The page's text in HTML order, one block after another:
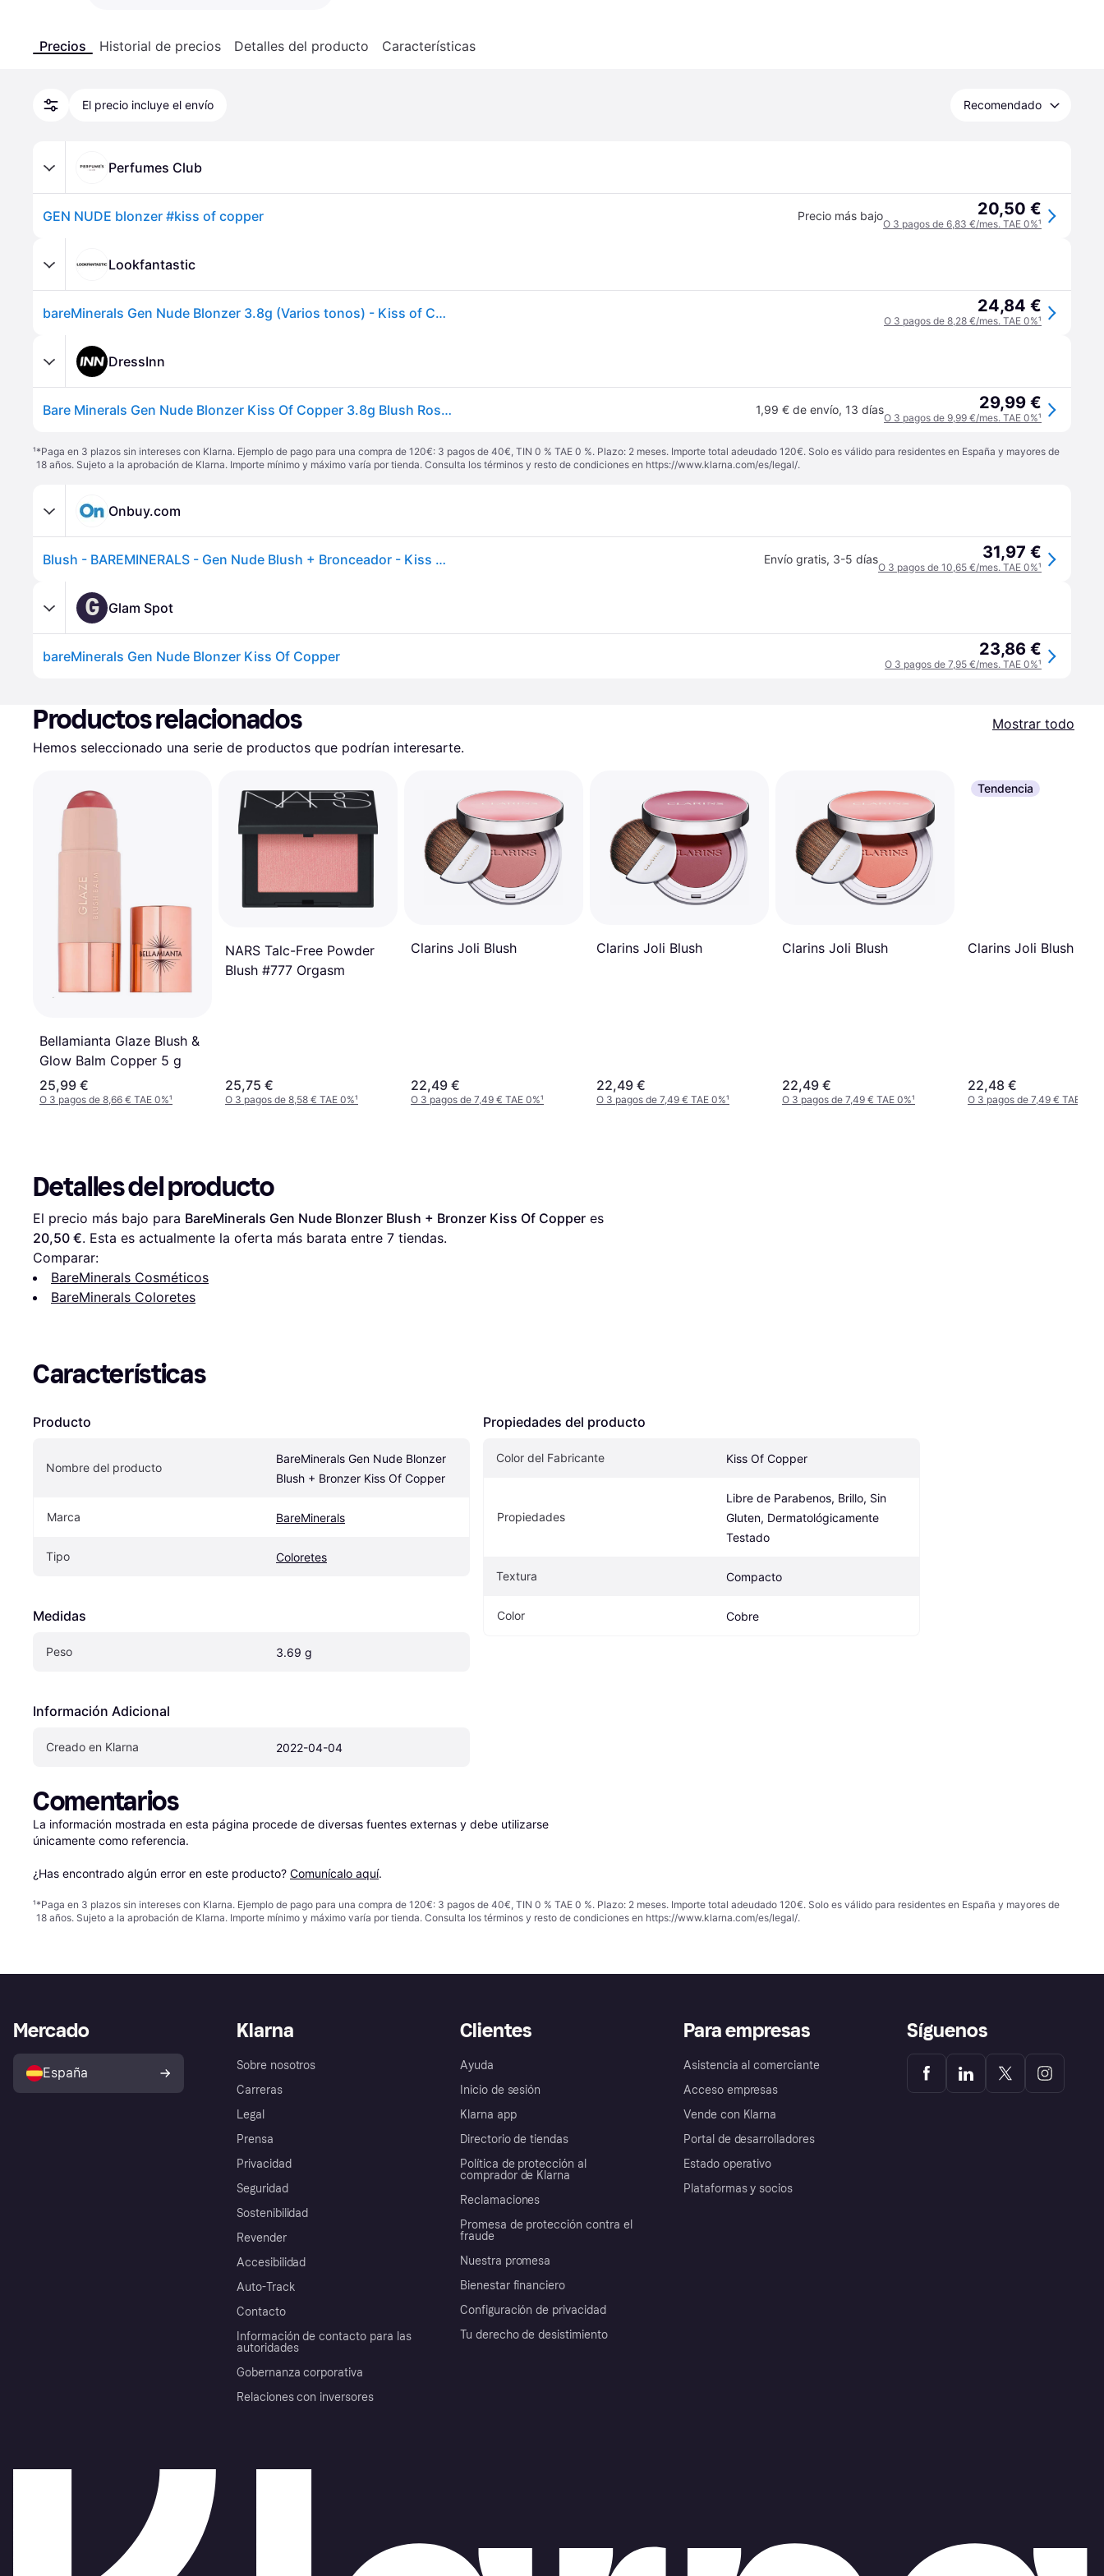
Precios Historial de precios Detalles del producto Características
El precio incluye el envío Recomendado
Perfumes Club
GEN NUDE blonzer #kiss of copper Precio más bajo 20,50 €
O 3 pagos de 6,83 €/mes. TAE 0%¹
Lookfantastic
bareMinerals Gen Nude Blonzer 3.8g (Varios tonos) - Kiss of Copper 24,84 €
O 3 pagos de 8,28 €/mes. TAE 0%¹
DressInn
Bare Minerals Gen Nude Blonzer Kiss Of Copper 3.8g Blush Rosa Mujer 1,99 € de envío, 13 días 29,99 €
O 3 pagos de 9,99 €/mes. TAE 0%¹
¹*Paga en 3 plazos sin intereses con Klarna. Ejemplo de pago para una compra de 120€: 3 pagos de 40€, TIN 0 % TAE 0 %. Plazo: 2 meses. Importe total adeudado 120€. Solo es válido para residentes en España y mayores de
18 años. Sujeto a la aprobación de Klarna. Importe mínimo y máximo varía por tienda. Consulta los términos y resto de condiciones en https://www.klarna.com/es/legal/.
Onbuy.com
Blush - BAREMINERALS - Gen Nude Blush + Bronceador - Kiss Of Copper - 3,8 g - Rosa Envío gratis, 3-5 días 31,97 €
O 3 pagos de 10,65 €/mes. TAE 0%¹
G Glam Spot
bareMinerals Gen Nude Blonzer Kiss Of Copper 23,86 €
O 3 pagos de 7,95 €/mes. TAE 0%¹
Productos relacionados
Mostrar todo
Hemos seleccionado una serie de productos que podrían interesarte.
Bellamianta Glaze Blush &
Glow Balm Copper 5 g
25,99 €
O 3 pagos de 8,66 € TAE 0%¹
NARS Talc-Free Powder
Blush #777 Orgasm
25,75 €
O 3 pagos de 8,58 € TAE 0%¹
Clarins Joli Blush
22,49 €
O 3 pagos de 7,49 € TAE 0%¹
Clarins Joli Blush
22,49 €
O 3 pagos de 7,49 € TAE 0%¹
Clarins Joli Blush
22,49 €
O 3 pagos de 7,49 € TAE 0%¹
Tendencia
Clarins Joli Blush
22,48 €
O 3 pagos de 7,49 € TAE 0%
Detalles del producto
El precio más bajo para BareMinerals Gen Nude Blonzer Blush + Bronzer Kiss Of Copper
20,50 €. Esta es actualmente la oferta más barata entre 7 tiendas.
Comparar:
BareMinerals Cosméticos
BareMinerals Coloretes
Características
Producto
Nombre del producto
BareMinerals Gen Nude Blonzer
Blush + Bronzer Kiss Of Copper
Marca BareMinerals
Tipo Coloretes
Medidas
Peso 3.69 g
Información Adicional
Creado en Klarna 2022-04-04
Propiedades del producto
Color del Fabricante Kiss Of Copper
Propiedades
Libre de Parabenos, Brillo, Sin
Gluten, Dermatológicamente
Testado
Textura Compacto
Color Cobre
Comentarios
La información mostrada en esta página procede de diversas fuentes externas y debe utilizarse
únicamente como referencia.
¿Has encontrado algún error en este producto? Comunícalo aquí.
¹*Paga en 3 plazos sin intereses con Klarna. Ejemplo de pago para una compra de 120€: 3 pagos de 40€, TIN 0 % TAE 0 %. Plazo: 2 meses. Importe total adeudado 120€. Solo es válido para residentes en España y mayores de
18 años. Sujeto a la aprobación de Klarna. Importe mínimo y máximo varía por tienda. Consulta los términos y resto de condiciones en https://www.klarna.com/es/legal/.
Klarna
Sobre nosotros
Carreras
Legal
Prensa
Privacidad
Seguridad
Sostenibilidad
Revender
Accesibilidad
Auto-Track
Contacto
Información de contacto para las
autoridades
Gobernanza corporativa
Relaciones con inversores
Clientes
Ayuda
Inicio de sesión
Klarna app
Directorio de tiendas
Política de protección al
comprador de Klarna
Reclamaciones
Promesa de protección contra el
fraude
Nuestra promesa
Bienestar financiero
Configuración de privacidad
Tu derecho de desistimiento
Para empresas
Asistencia al comerciante
Acceso empresas
Vende con Klarna
Portal de desarrolladores
Estado operativo
Plataformas y socios
Mercado
España
Síguenos